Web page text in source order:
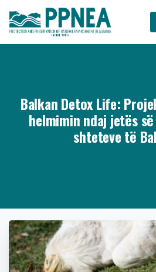
Balkan Detox Life:
helmimin ndaj jetës
shteteve të